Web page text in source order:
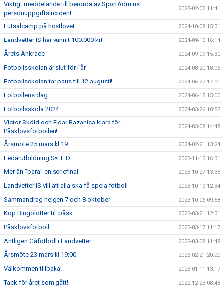
Viktigt meddelande till berörda av SportAdmins
personuppgiftsincident.
2025-02-05 11:41
Futsalcamp på höstlovet 2024-10-08 15:31
Landvetter IS har vunnit 100.000 kr! 2024-09-10 16:14
Årets Ankrace 2024-09-09 15:30
Fotbollsskolan är slut för i år 2024-08-20 18:06
Fotbollsskolan tar paus till 12 augusti! 2024-06-27 17:01
Fotbollens dag 2024-06-15 15:00
Fotbollsskola 2024 2024-03-26 18:53
Victor Sköld och Eldar Razanica klara för
Påsklovsfotbollen!
2024-03-08 14:48
Årsmöte 25 mars kl 19 2024-02-21 13:24
Ledarutbildning SvFF D 2023-11-13 16:31
Mer än "bara" en seriefinal 2023-10-27 13:35
Landvetter IS vill att alla ska få spela fotboll 2023-10-19 12:34
Sammandrag helgen 7 och 8 oktober 2023-10-06 09:58
Köp Bingolotter till påsk 2023-03-21 12:31
Påsklovsfotboll 2023-03-17 11:17
Äntligen Gåfotboll i Landvetter 2023-03-08 11:48
Årsmöte 23 mars kl 19:00 2023-02-21 20:20
Välkommen tillbaka! 2023-01-11 13:17
Tack för året som gått! 2022-12-23 08:48